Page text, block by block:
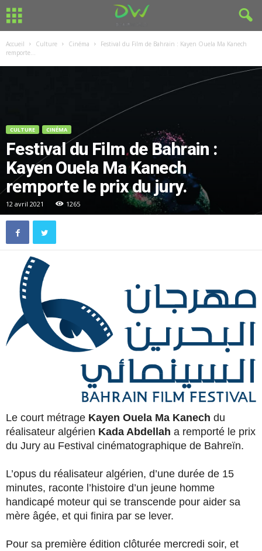
Accueil Culture Cinéma
Festival du Film de Bahrain : Kayen Ouela Ma Kanech
remporte...
CULTURE CINÉMA
Festival du Film de Bahrain :
Kayen Ouela Ma Kanech
remporte le prix du jury.
12 avril 2021 1265
Le court métrage Kayen Ouela Ma Kanech du
réalisateur algérien Kada Abdellah a remporté le prix
du Jury au Festival cinématographique de Bahreïn.
L’opus du réalisateur algérien, d’une durée de 15
minutes, raconte l’histoire d’un jeune homme
handicapé moteur qui se transcende pour aider sa
mère âgée, et qui finira par se lever.
Pour sa première édition clôturée mercredi soir, et